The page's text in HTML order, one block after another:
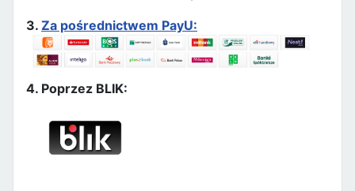
3. Za pośrednictwem PayU:
4. Poprzez BLIK: